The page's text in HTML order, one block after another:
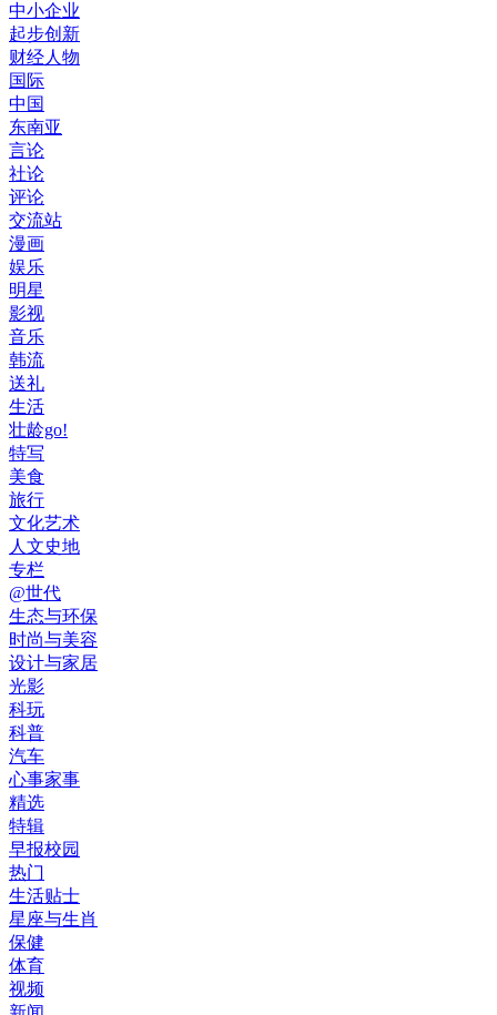
中小企业
起步创新
财经人物
国际
中国
东南亚
言论
社论
评论
交流站
漫画
娱乐
明星
影视
音乐
韩流
送礼
生活
壮龄go!
特写
美食
旅行
文化艺术
人文史地
专栏
@世代
生态与环保
时尚与美容
设计与家居
光影
科玩
科普
汽车
心事家事
精选
特辑
早报校园
热门
生活贴士
星座与生肖
保健
体育
视频